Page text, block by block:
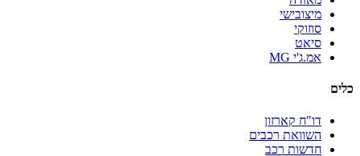
מיצובישי
סוזוקי
סיאט
אמ.ג'י MG
כלים
דו"ח קארזון
השוואת רכבים
חדשות רכב